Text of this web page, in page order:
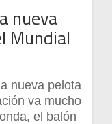
nueva
Mundial
nueva pelota
va mucho
el balón